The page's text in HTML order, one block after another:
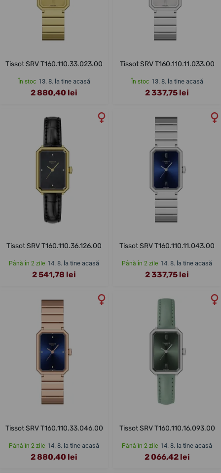
Tissot SRV T160.110.33.023.00
În stoc 13. 8. la tine acasă
2 880,40 lei
Tissot SRV T160.110.11.033.00
În stoc 13. 8. la tine acasă
2 337,75 lei
Tissot SRV T160.110.36.126.00
Până în 2 zile 14. 8. la tine acasă
2 541,78 lei
Tissot SRV T160.110.11.043.00
Până în 2 zile 14. 8. la tine acasă
2 337,75 lei
Tissot SRV T160.110.33.046.00
Până în 2 zile 14. 8. la tine acasă
2 880,40 lei
Tissot SRV T160.110.16.093.00
Până în 2 zile 14. 8. la tine acasă
2 066,42 lei